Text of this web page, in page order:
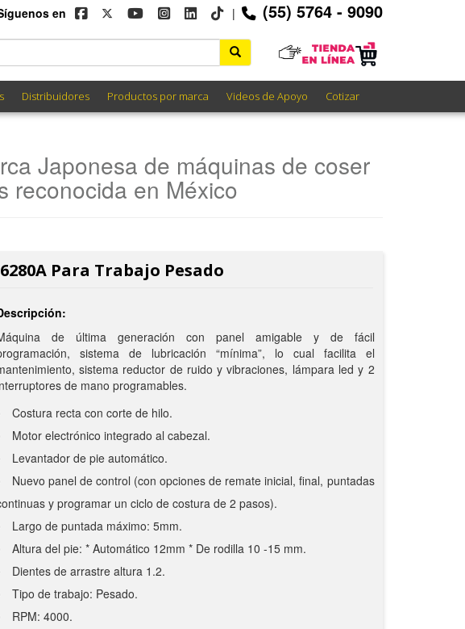
en | (55) 5764 - 9090
Distribuidores Productos por marca Videos de Apoyo Cotizar
Japonesa de máquinas de coser
reconocida en México
Para Trabajo Pesado
de última generación con panel amigable y de fácil
sistema de lubricación “mínima”, lo cual facilita el
sistema reductor de ruido y vibraciones, lámpara led y 2
de mano programables.
Costura recta con corte de hilo.
Motor electrónico integrado al cabezal.
Levantador de pie automático.
Nuevo panel de control (con opciones de remate inicial, final, puntadas
y programar un ciclo de costura de 2 pasos).
Largo de puntada máximo: 5mm.
Altura del pie: * Automático 12mm * De rodilla 10 -15 mm.
Dientes de arrastre altura 1.2.
Tipo de trabajo: Pesado.
RPM: 4000.